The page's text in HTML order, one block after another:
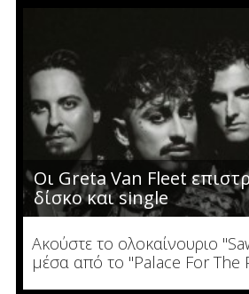
Οι Greta Van Fleet
δίσκο και single
Ακούστε το ολοκαίνουριο
μέσα από το "Palace For The